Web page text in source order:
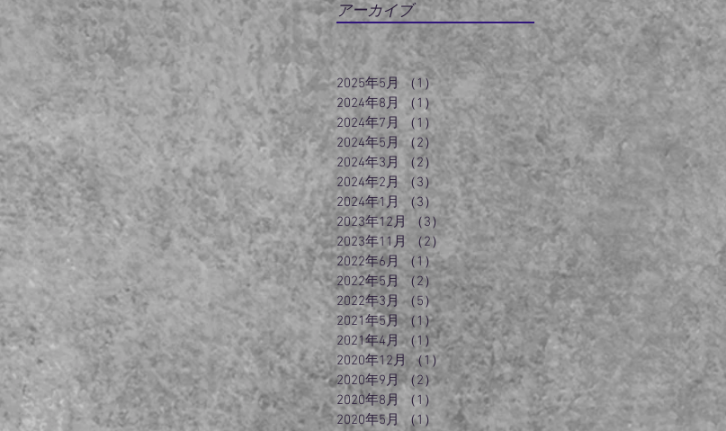
アーカイブ
2025年5月 （1）
1件の記事
2024年8月
（1） 1件の記事
2024年7月
（1）
1件の記事
2024年5月
（2）
2件の記事
2024年3月
（2）
2件の記事
2024年2月
（3）3件の記事
2024年1月
（3）
3件の記事
2023年12月 （3）
3件の記事
2023年11月
（2）
2件の記事
2022年6月
（1） 1件の記事
2022年5月 （2）
2件の記事
2022年3月 （5）5件の記事
2021年5月 （1） 1件の記事
2021年4月 （1）1件の記事
2020年12月 （1） 1件の記事
2020年9月 （2）2件の記事
2020年8月
（1）
1件の記事
2020年5月
（1）
1件の記事